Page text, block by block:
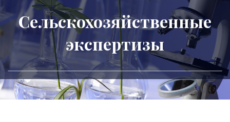
Сельскохозяйственные
экспертизы